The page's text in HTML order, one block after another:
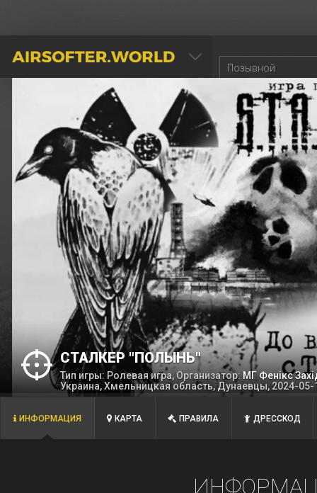
AIRSOFTER.WORLD
СТАЛКЕР "ПОЛЫНЬ"
Тип игры: Ролевая игра, Организатор: МГ Фенiкс
Украина, Хмельницкая область, Дунаевцы, 2024-05-
ИНФОРМАЦИЯ КАРТА ПРАВИЛА ДРЕССКОД